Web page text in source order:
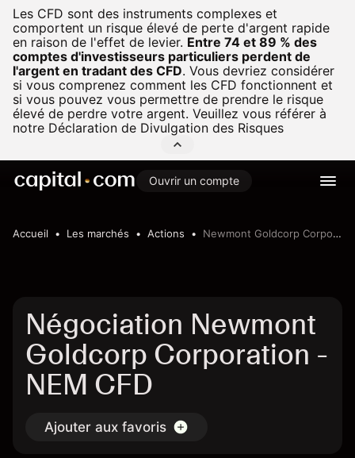
Les CFD sont des instruments complexes et
comportent un risque élevé de perte d'argent rapide
en raison de l'effet de levier. Entre 74 et 89 % des
comptes d'investisseurs particuliers perdent de
l'argent en tradant des CFD. Vous devriez considérer
si vous comprenez comment les CFD fonctionnent et
si vous pouvez vous permettre de prendre le risque
élevé de perdre votre argent. Veuillez vous référer à
notre Déclaration de Divulgation des Risques
Ouvrir un compte
Accueil Les marchés Actions Newmont Goldcorp Corporation
Négociation Newmont
Goldcorp Corporation -
NEM CFD
Ajouter aux favoris